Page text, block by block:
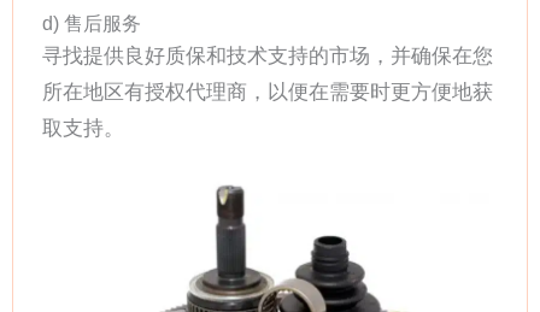
d) 售后服务
寻找提供良好质保和技术支持的市场，并确保在您
所在地区有授权代理商，以便在需要时更方便地获
取支持。